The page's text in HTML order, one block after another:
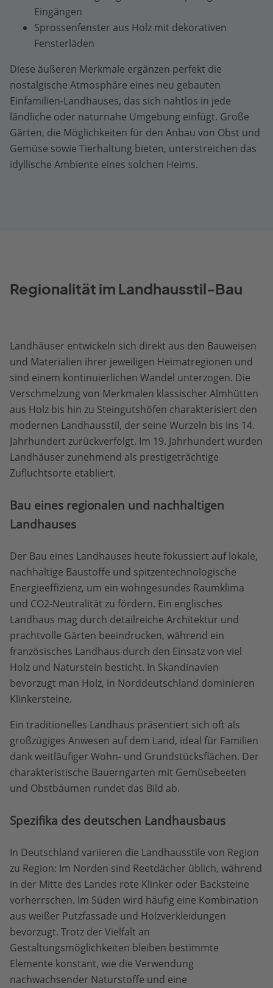
Eingängen
Sprossenfenster aus Holz mit dekorativen
Fensterläden
Diese äußeren Merkmale ergänzen perfekt die
nostalgische Atmosphäre eines neu gebauten
Einfamilien-Landhauses, das sich nahtlos in jede
ländliche oder naturnahe Umgebung einfügt. Große
Gärten, die Möglichkeiten für den Anbau von Obst und
Gemüse sowie Tierhaltung bieten, unterstreichen das
idyllische Ambiente eines solchen Heims.
Regionalität im Landhausstil-Bau
Landhäuser entwickeln sich direkt aus den Bauweisen
und Materialien ihrer jeweiligen Heimatregionen und
sind einem kontinuierlichen Wandel unterzogen. Die
Verschmelzung von Merkmalen klassischer Almhütten
aus Holz bis hin zu Steingutshöfen charakterisiert den
modernen Landhausstil, der seine Wurzeln bis ins 14.
Jahrhundert zurückverfolgt. Im 19. Jahrhundert wurden
Landhäuser zunehmend als prestigeträchtige
Zufluchtsorte etabliert.
Bau eines regionalen und nachhaltigen
Landhauses
Der Bau eines Landhauses heute fokussiert auf lokale,
nachhaltige Baustoffe und spitzentechnologische
Energieeffizienz, um ein wohngesundes Raumklima
und CO2-Neutralität zu fördern. Ein englisches
Landhaus mag durch detailreiche Architektur und
prachtvolle Gärten beeindrucken, während ein
französisches Landhaus durch den Einsatz von viel
Holz und Naturstein besticht. In Skandinavien
bevorzugt man Holz, in Norddeutschland dominieren
Klinkersteine.
Ein traditionelles Landhaus präsentiert sich oft als
großzügiges Anwesen auf dem Land, ideal für Familien
dank weitläufiger Wohn- und Grundstücksflächen. Der
charakteristische Bauerngarten mit Gemüsebeeten
und Obstbäumen rundet das Bild ab.
Spezifika des deutschen Landhausbaus
In Deutschland variieren die Landhausstile von Region
zu Region: Im Norden sind Reetdächer üblich, während
in der Mitte des Landes rote Klinker oder Backsteine
vorherrschen. Im Süden wird häufig eine Kombination
aus weißer Putzfassade und Holzverkleidungen
bevorzugt. Trotz der Vielfalt an
Gestaltungsmöglichkeiten bleiben bestimmte
Elemente konstant, wie die Verwendung
nachwachsender Naturstoffe und eine